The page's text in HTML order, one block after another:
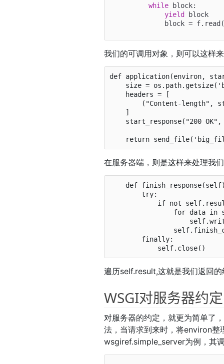
while block:
yield
block
我们的可调用对象，则可以这样
def application(environ,
在服务器端，则是这样来处理我
        try:
遍历self.result,这就是我们返回
WSGI对服务器约定
对服务器的约定，就更为简单了
法，当请求到来时，将environ整
wsgiref.simple_server为例，其